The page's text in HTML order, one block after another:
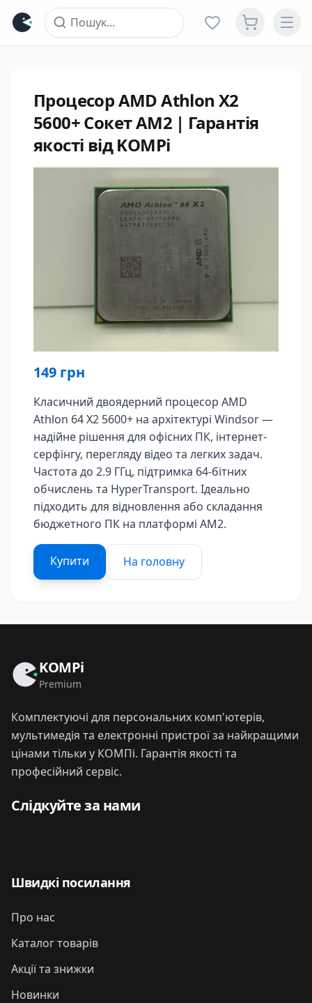
Процесор AMD Athlon X2
5600+ Сокет AM2 | Гарантія
якості від KOMPi
149 грн
Класичний двоядерний процесор AMD
Athlon 64 X2 5600+ на архітектурі Windsor —
надійне рішення для офісних ПК, інтернет-
серфінгу, перегляду відео та легких задач.
Частота до 2.9 ГГц, підтримка 64-бітних
обчислень та HyperTransport. Ідеально
підходить для відновлення або складання
бюджетного ПК на платформі AM2.
Купити На головну
KOMPi
Premium
Комплектуючі для персональних комп'ютерів,
мультимедія та електронні пристрої за найкращими
цінами тільки у КОМПі. Гарантія якості та
професійний сервіс.
Слідкуйте за нами
Швидкі посилання
Про нас
Каталог товарів
Акції та знижки
Новинки